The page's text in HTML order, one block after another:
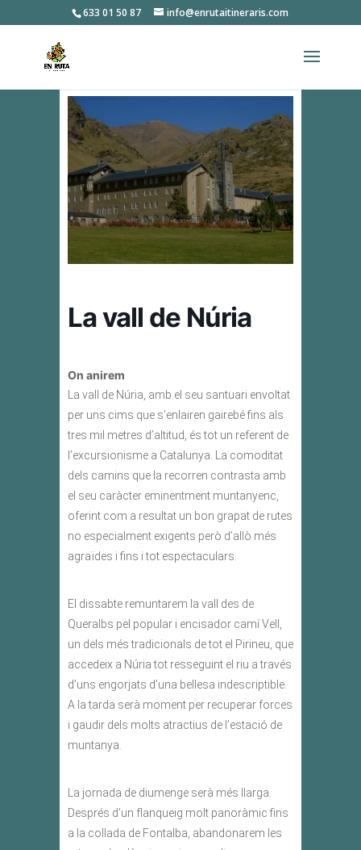
633 01 50 87 info@enrutaitineraris.com
La vall de Núria
On anirem
La vall de Núria, amb el seu santuari envoltat
per uns cims que s’enlairen gairebé fins als
tres mil metres d’altitud, és tot un referent de
l’excursionisme a Catalunya. La comoditat
dels camins que la recorren contrasta amb
el seu caràcter eminentment muntanyenc,
oferint com a resultat un bon grapat de rutes
no especialment exigents però d’allò més
agraïdes i fins i tot espectaculars.
El dissabte remuntarem la vall des de
Queralbs pel popular i encisador camí Vell,
un dels més tradicionals de tot el Pirineu, que
accedeix a Núria tot resseguint el riu a través
d’uns engorjats d’una bellesa indescriptible.
A la tarda serà moment per recuperar forces
i gaudir dels molts atractius de l’estació de
muntanya.
La jornada de diumenge serà més llarga.
Després d’un flanqueig molt panoràmic fins
a la collada de Fontalba, abandonarem les